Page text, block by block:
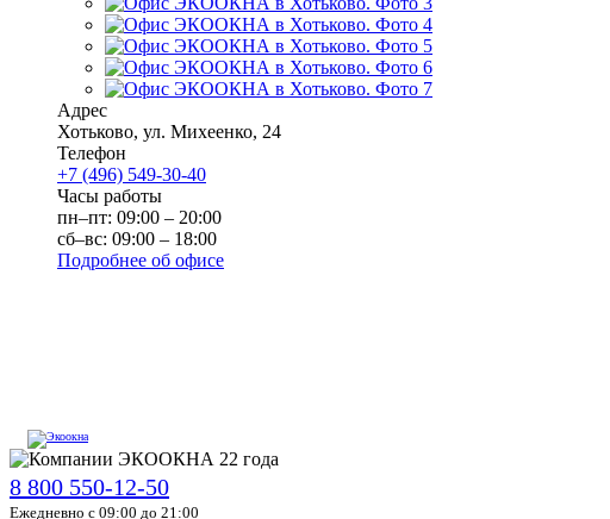
Адрес
Хотьково, ул. Михеенко, 24
Телефон
+7 (496) 549-30-40
Часы работы
пн–пт: 09:00 – 20:00
сб–вс: 09:00 – 18:00
Подробнее об офисе
8 800 550-12-50
Ежедневно с 09:00 до 21:00